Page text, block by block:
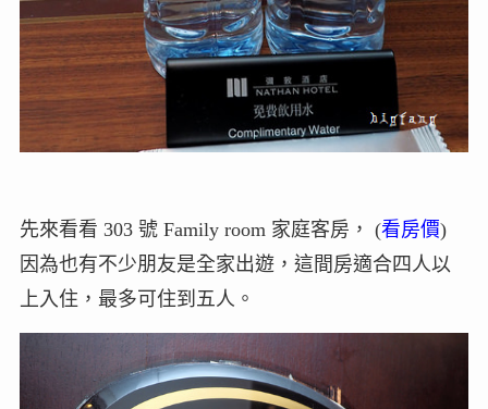
先來看看 303 號 Family room 家庭客房， (看房價)
因為也有不少朋友是全家出遊，這間房適合四人以
上入住，最多可住到五人。